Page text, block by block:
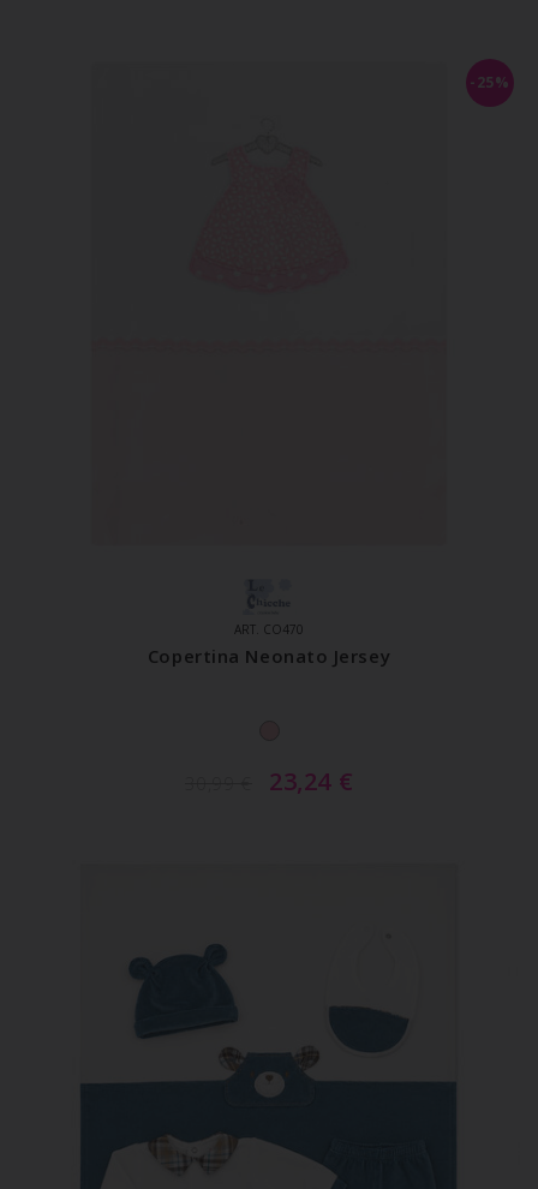
-25%
ART. CO470
Copertina Neonato Jersey
23,24 €